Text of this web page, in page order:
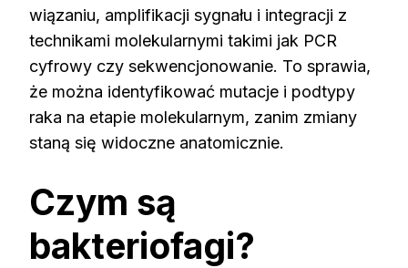
wiązaniu, amplifikacji sygnału i integracji z
technikami molekularnymi takimi jak PCR
cyfrowy czy sekwencjonowanie. To sprawia,
że można identyfikować mutacje i podtypy
raka na etapie molekularnym, zanim zmiany
staną się widoczne anatomicznie.
Czym są
bakteriofagi?